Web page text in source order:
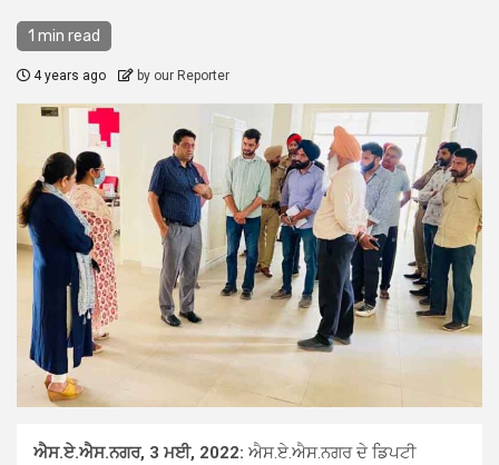
1 min read
4 years ago by our Reporter
ਐਸ.ਏ.ਐਸ.ਨਗਰ, 3 ਮਈ, 2022: ਐਸ.ਏ.ਐਸ.ਨਗਰ ਦੇ ਡਿਪਟੀ